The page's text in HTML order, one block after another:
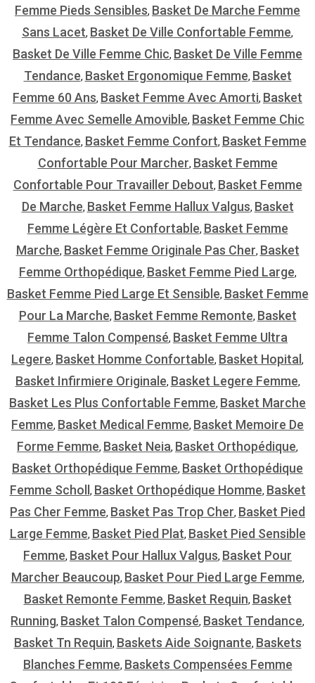
Femme Pieds Sensibles, Basket De Marche Femme
Sans Lacet, Basket De Ville Confortable Femme,
Basket De Ville Femme Chic, Basket De Ville Femme
Tendance, Basket Ergonomique Femme, Basket
Femme 60 Ans, Basket Femme Avec Amorti, Basket
Femme Avec Semelle Amovible, Basket Femme Chic
Et Tendance, Basket Femme Confort, Basket Femme
Confortable Pour Marcher, Basket Femme
Confortable Pour Travailler Debout, Basket Femme
De Marche, Basket Femme Hallux Valgus, Basket
Femme Légère Et Confortable, Basket Femme
Marche, Basket Femme Originale Pas Cher, Basket
Femme Orthopédique, Basket Femme Pied Large,
Basket Femme Pied Large Et Sensible, Basket Femme
Pour La Marche, Basket Femme Remonte, Basket
Femme Talon Compensé, Basket Femme Ultra
Legere, Basket Homme Confortable, Basket Hopital ,
Basket Infirmiere Originale, Basket Legere Femme,
Basket Les Plus Confortable Femme, Basket Marche
Femme, Basket Medical Femme, Basket Memoire De
Forme Femme, Basket Neia, Basket Orthopédique,
Basket Orthopédique Femme, Basket Orthopédique
Femme Scholl , Basket Orthopédique Homme, Basket
Pas Cher Femme, Basket Pas Trop Cher, Basket Pied
Large Femme, Basket Pied Plat, Basket Pied Sensible
Femme, Basket Pour Hallux Valgus, Basket Pour
Marcher Beaucoup, Basket Pour Pied Large Femme,
Basket Remonte Femme, Basket Requin, Basket
Running, Basket Talon Compensé, Basket Tendance,
Basket Tn Requin, Baskets Aide Soignante, Baskets
Blanches Femme, Baskets Compensées Femme